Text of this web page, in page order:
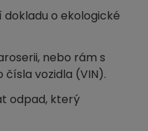
o ekologické
nebo rám s
vozidla (VIN).
odpad, který